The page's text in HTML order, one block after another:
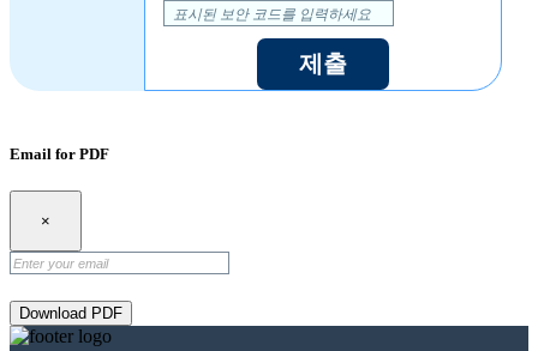
제출
Email for PDF
×
Download PDF